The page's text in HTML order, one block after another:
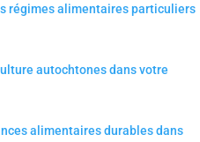
régimes alimentaires particuliers
autochtones dans votre
alimentaires durables dans